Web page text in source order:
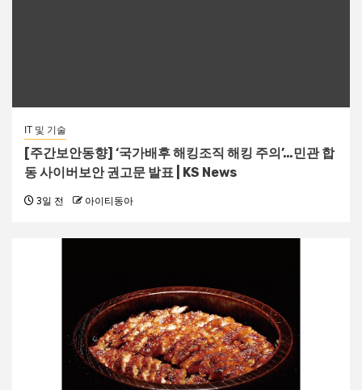
IT 및 기술
[주간보안동향] ‘국가배후 해킹조직 해킹 주의’…민관 합
동 사이버보안 권고문 발표 | KS News
3일 전 아이티동아